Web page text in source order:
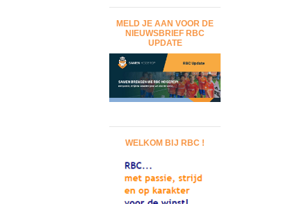
MELD JE AAN VOOR DE
NIEUWSBRIEF RBC
UPDATE
WELKOM BIJ RBC !